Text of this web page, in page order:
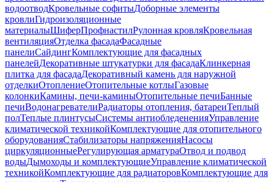
водоотводКровельные софитыДоборные элементы
кровлиГидроизоляционные
материалыШиферПрофнастилРулонная кровляКровельная
вентиляцияОтделка фасадаФасадные
панелиСайдингКомплектующие для фасадных
панелейДекоративные штукатурки для фасадаКлинкерная
плитка для фасадаДекоративный камень для наружной
отделкиОтоплениеОтопительные котлыГазовые
колонкиКамины, печи-каминыОтопительные печиБанные
печиВодонагревателиРадиаторы отопления, батареиТеплый
полТеплые плинтусыСистемы антиобледененияУправление
климатической техникойКомплектующие для отопительного
оборудованияСтабилизаторы напряженияНасосы
циркуляционныеРегулирующая арматураОтвод и подвод
водыДымоходы и комплектующиеУправление климатической
техникойКомплектующие для радиаторовКомплектующие для